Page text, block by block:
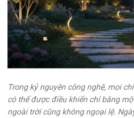
Trong kỷ nguyên công nghệ, mọi
có thể được điều khiển chỉ bằng
ngoài trời cũng không ngoại lệ.